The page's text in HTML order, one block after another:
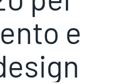
e